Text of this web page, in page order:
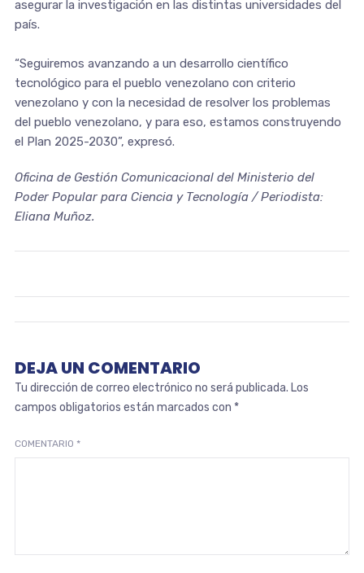
asegurar la investigación en las distintas universidades del
país.
“Seguiremos avanzando a un desarrollo científico
tecnológico para el pueblo venezolano con criterio
venezolano y con la necesidad de resolver los problemas
del pueblo venezolano, y para eso, estamos construyendo
el Plan 2025-2030”, expresó.
Oficina de Gestión Comunicacional del Ministerio del
Poder Popular para Ciencia y Tecnología / Periodista:
Eliana Muñoz.
DEJA UN COMENTARIO
Tu dirección de correo electrónico no será publicada. Los
campos obligatorios están marcados con *
COMENTARIO *